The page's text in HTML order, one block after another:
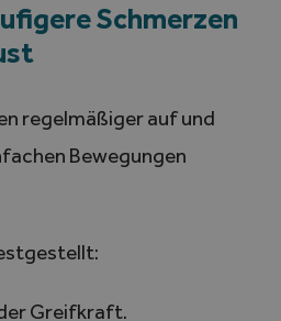
Schmerzen
regelmäßiger auf und
Bewegungen
Greifkraft.